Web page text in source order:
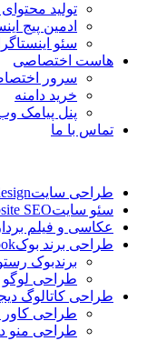
تولید محتوای
ادمین پیج
سئو
هاست اختصاصی
سرور
خرید دامنه
پنل پیامک
تماس با ما
طراحی سایت
سئو سایتSEO
عکاسی و فیلم
طراحی برند بوک
برندبوک
طراحی لوگو
طراحی کاتالوگ
طراحی کاور
طراحی منو